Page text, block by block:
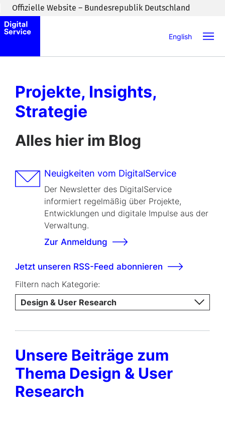
Zum Inhaltsbereich wechseln
Offizielle Website – Bundesrepublik Deutschland
English
Projekte, Insights,
Strate­gie
Alles hier im Blog
Neuigkeiten vom DigitalService
Der Newsletter des DigitalService
informiert regelmäßig über Projekte,
Entwicklungen und digitale Impulse aus der
Verwaltung.
Zur Anmeldung
Jetzt unseren RSS-Feed abonnieren
Filtern nach Kategorie:
Design & User Research
Unsere Beiträge zum
Thema Design & User
Research